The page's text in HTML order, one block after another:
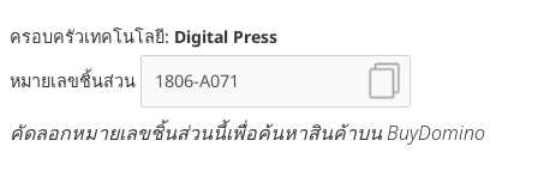
ครอบครัวเทคโนโลยี: Digital Press
หมายเลขชิ้นส่วน
คัดลอกหมายเลขชิ้นส่วนนี้เพื่อค้นหาสินค้าบน BuyDomino